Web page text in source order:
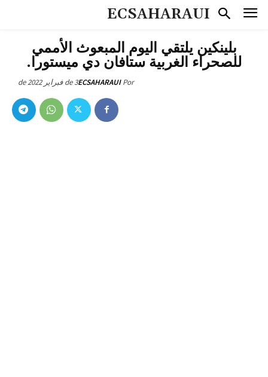
ECSAHARAUI
بلينكين يلتقي اليوم المبعوث الأممي
للصحراء الغربية ستافان دي ميستورا.
Por
ECSAHARAUI3 de فبراير de 2022